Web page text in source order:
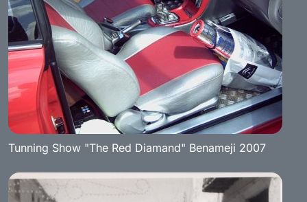
Tunning Show "The Red Diamand" Benameji 2007